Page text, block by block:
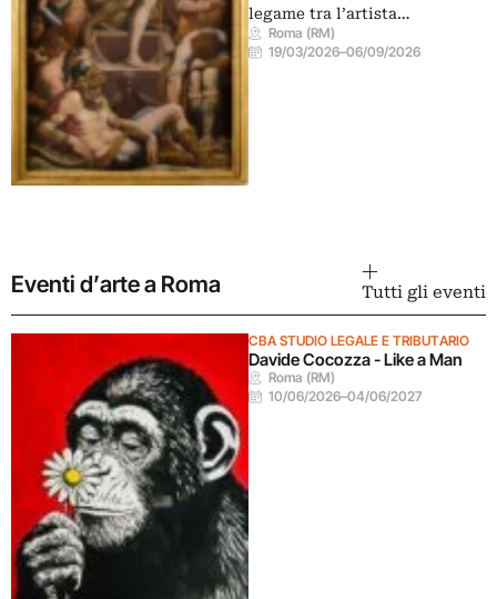
legame tra l’artista…
Roma (RM)
19/03/2026–06/09/2026
Eventi d’arte a Roma Tutti gli eventi
CBA STUDIO LEGALE E TRIBUTARIO
Davide Cocozza - Like a Man
Roma (RM)
10/06/2026–04/06/2027